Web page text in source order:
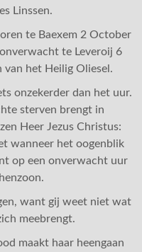
Linssen.
te Baexem 2 October
te Leveroij 6
van het Heilig Oliesel.
onzekerder dan het uur.
sterven brengt in
Heer Jezus Christus:
wanneer het oogenblik
op een onverwacht uur
want gij weet niet wat
meebrengt.
maakt haar heengaan